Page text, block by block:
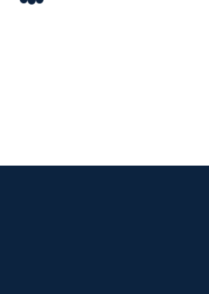
Loading